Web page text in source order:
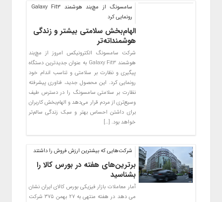
سامسونگ از مچ‌بند هوشمند Galaxy Fit3
رونمایی کرد
الهام‌بخش سلامتی بیشتر و زندگی
هوشمنداته‌تر
شرکت سامسونگ الکترونیکس امروز از مچ‌بند
هوشمند Galaxy Fit3 به عنوان جدیدترین دستگاه
پیگیری و نظارت بر سلامتی و تناسب اندام خود
رونمایی کرد. این محصول جدید، فناوری پیشرفته
نظارت بر سلامتی سامسونگ را در دسترس طیف
وسیع‌تری از مردم قرار می‌دهد و الهام‌بخش کاربران
برای داشتن احساس بهتر و سبک زندگی سالم‌تر
خواهد بود. […]
شرکت‌هایی که بیشترین ارزش فروش را داشتند
برترین‌های هفته در بورس کالا را
بشناسید
آمار معاملات بازار فیزیکی بورس کالای ایران نشان
می دهد در هفته منتهی به ۲۷ بهمن ۳۷۵ شرکت